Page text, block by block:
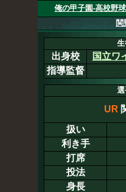
俺の甲子園-高校野
関
出身校
国立ワ
指導監督
UR
扱い
利き手
打席
投法
身長